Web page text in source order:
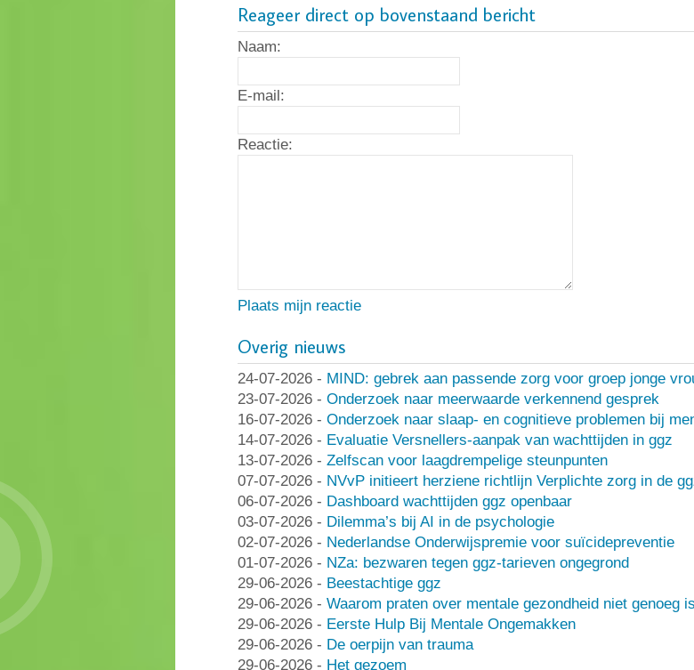
Reageer direct op bovenstaand bericht
Naam:
E-mail:
Reactie:
Plaats mijn reactie
Overig nieuws
24-07-2026 - MIND: gebrek aan passende zorg voor groep jonge
23-07-2026 - Onderzoek naar meerwaarde verkennend gesprek
16-07-2026 - Onderzoek naar slaap- en cognitieve problemen bij
14-07-2026 - Evaluatie Versnellers-aanpak van wachttijden in ggz
13-07-2026 - Zelfscan voor laagdrempelige steunpunten
07-07-2026 - NVvP initieert herziene richtlijn Verplichte zorg in de
06-07-2026 - Dashboard wachttijden ggz openbaar
03-07-2026 - Dilemma’s bij AI in de psychologie
02-07-2026 - Nederlandse Onderwijspremie voor suïcidepreventie
01-07-2026 - NZa: bezwaren tegen ggz-tarieven ongegrond
29-06-2026 - Beestachtige ggz
29-06-2026 - Waarom praten over mentale gezondheid niet genoeg is
29-06-2026 - Eerste Hulp Bij Mentale Ongemakken
29-06-2026 - De oerpijn van trauma
29-06-2026 - Het gezoem